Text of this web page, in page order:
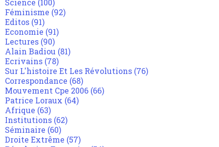
Science (100)
Féminisme (92)
Editos (91)
Economie (91)
Lectures (90)
Alain Badiou (81)
Ecrivains (78)
Sur L'histoire Et Les Révolutions (76)
Correspondance (68)
Mouvement Cpe 2006 (66)
Patrice Loraux (64)
Afrique (63)
Institutions (62)
Séminaire (60)
Droite Extrême (57)